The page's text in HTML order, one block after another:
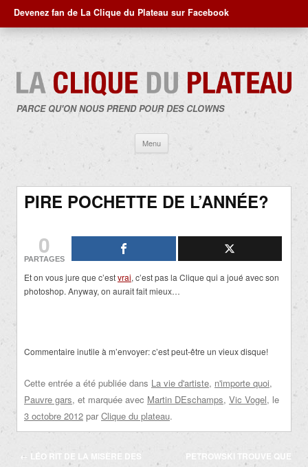
Devenez fan de La Clique du Plateau sur Facebook
PARCE QU'ON NOUS PREND POUR DES CLOWNS
Menu
contenu
PIRE POCHETTE DE L’ANNÉE?
0
PARTAGES
Et on vous jure que c’estvrai, c’est pas la Clique qui a joué avec son
photoshop. Anyway, on aurait fait mieux…
Commentaire inutile à m’envoyer: c’est peut-être un vieux disque!
Cette entrée a été publiée dans La vie d'artiste, n'importe quoi,
Pauvre gars, et marquée avec Martin DEschamps, Vic Vogel, le
3 octobre 2012 par Clique du plateau.
Navigation
← LÉO RIT DE LA MISÈRE DES
PETROWSKI TROUVE QUE